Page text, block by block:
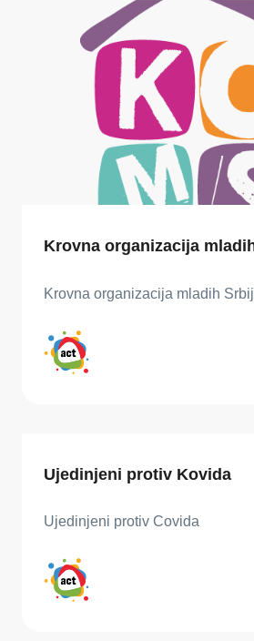
Krovna organizacija
Krovna organizacija mladih
Ujedinjeni protiv Kovida
Ujedinjeni protiv Covida